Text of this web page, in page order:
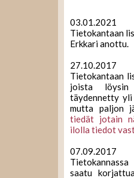
03.01.2021
Tietokantaan
Erkkari anottu.
27.10.2017
Tietokantaan
joista
täydennetty
mutta paljon
tiedät jotain
ilolla tiedot
07.09.2017
saatu